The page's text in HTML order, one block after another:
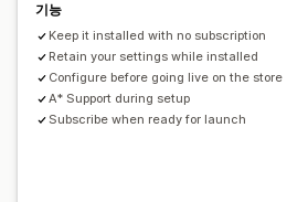
기능
Keep it installed with no subscription
Retain your settings while installed
Configure before going live on the store
A* Support during setup
Subscribe when ready for launch